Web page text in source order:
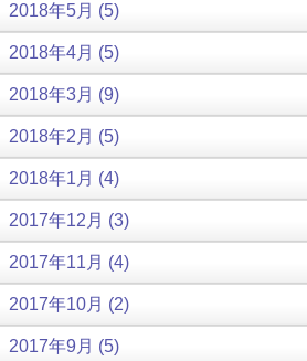
2018年5月 (5)
2018年4月 (5)
2018年3月 (9)
2018年2月 (5)
2018年1月 (4)
2017年12月 (3)
2017年11月 (4)
2017年10月 (2)
2017年9月 (5)